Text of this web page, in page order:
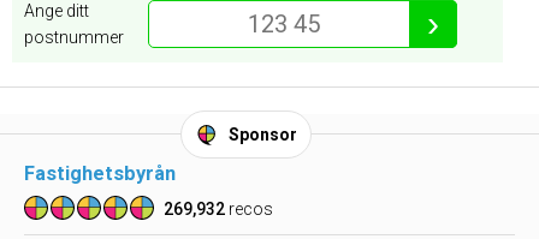
Ange ditt
postnummer
›
Sponsor
Fastighetsbyrån
269,932 recos